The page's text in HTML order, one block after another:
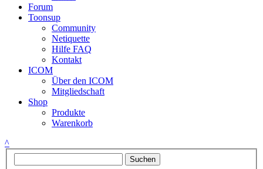
Forum
Toonsup
Community
Netiquette
Hilfe FAQ
Kontakt
ICOM
Über den ICOM
Mitgliedschaft
Shop
Produkte
Warenkorb
^
Suchen